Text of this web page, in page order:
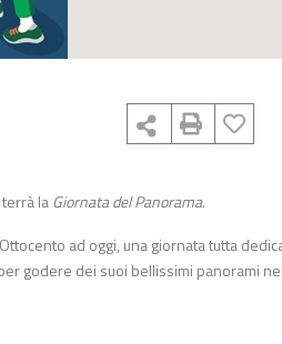
laGiornata del Panorama.
ad oggi, una giornata tutta
godere dei suoi bellissimi panorami